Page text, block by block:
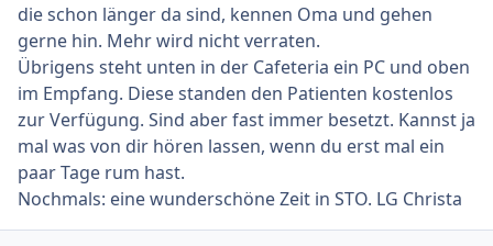
die schon länger da sind, kennen Oma und gehen
gerne hin. Mehr wird nicht verraten.
Übrigens steht unten in der Cafeteria ein PC und oben
im Empfang. Diese standen den Patienten kostenlos
zur Verfügung. Sind aber fast immer besetzt. Kannst ja
mal was von dir hören lassen, wenn du erst mal ein
paar Tage rum hast.
Nochmals: eine wunderschöne Zeit in STO. LG Christa